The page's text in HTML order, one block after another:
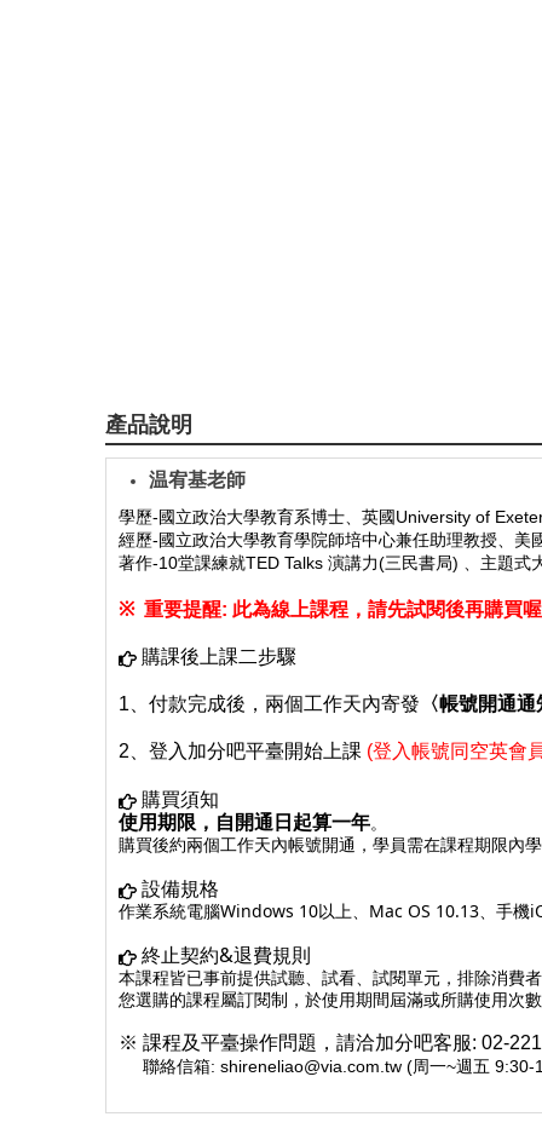
產品說明
温宥基老師
學歷-國立政治大學教育系博士、英國University of
經歷-國立政治大學教育學院師培中心兼任助理教授、
著作-10堂課練就TED Talks 演講力(三民書局) 、主題
※ 重要提醒: 此為線上課程，請先試閱後再購買
購課後上課二步驟
1、付款完成後，兩個工作天內寄發 〈帳號開通
2、 登入加分吧平臺開始上課 (登入帳號同空英會
購買須知
使用期限，自開通日起算一年。
購買後約兩個工作天內帳號開通，學員需在課程期限內
設備規格
作業系統電腦Windows 10以上、Mac OS 10.13、手
終止契約&退費規則
本課程皆已事前提供試聽、試看、試閱單元，排除消費
您選購的課程屬訂閱制，於使用期間屆滿或所購使用次
※ 課程及平臺操作問題，請洽加分吧客服: 02-
聯絡信箱: shireneliao@via.com.tw (周一~週五 9:30-